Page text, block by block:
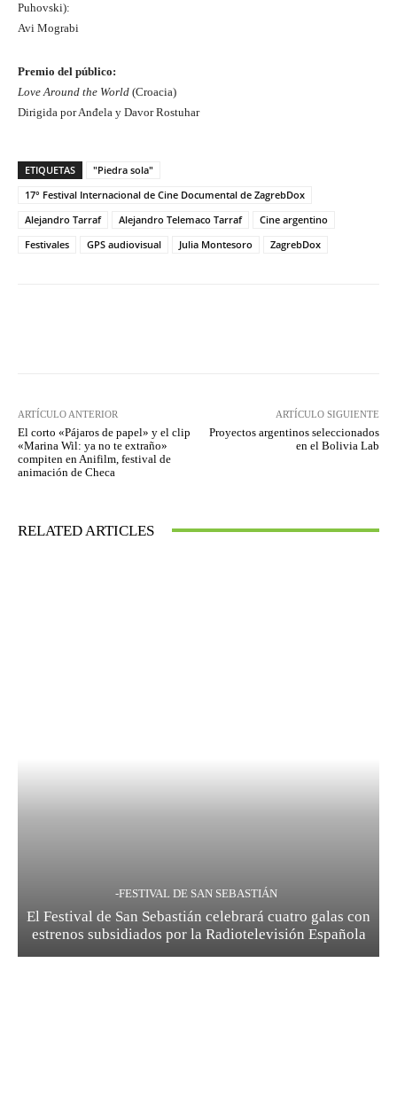
Puhovski):
Avi Mograbi
Premio del público:
Love Around the World (Croacia)
Dirigida por Anđela y Davor Rostuhar
ETIQUETAS
"Piedra sola"
17° Festival Internacional de Cine Documental de ZagrebDox
Alejandro Tarraf
Alejandro Telemaco Tarraf
Cine argentino
Festivales
GPS audiovisual Julia Montesoro ZagrebDox
ARTÍCULO ANTERIOR
El corto «Pájaros de papel» y el clip
«Marina Wil: ya no te extraño»
compiten en Anifilm, festival de
animación de Checa
ARTÍCULO SIGUIENTE
Proyectos argentinos seleccionados
en el Bolivia Lab
RELATED ARTICLES
-FESTIVAL DE SAN SEBASTIÁN
El Festival de San Sebastián celebrará cuatro galas con
estrenos subsidiados por la Radiotelevisión Española